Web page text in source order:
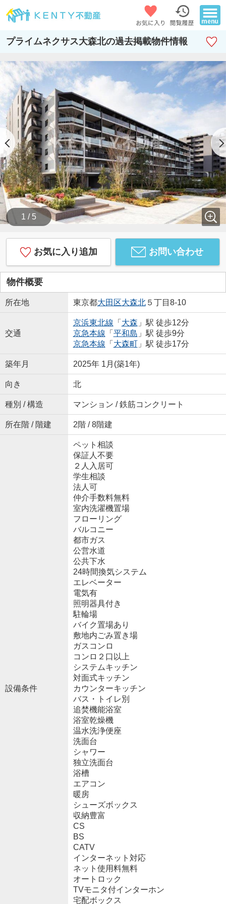
プライムネクサス大森北の過去掲載物件情報
1 / 5
お気に入り追加 お問い合わせ
物件概要
所在地 東京都大田区大森北５丁目8-10
交通
京浜東北線 「 大森 」駅 徒歩12分
京急本線 「 平和島 」駅 徒歩9分
京急本線 「 大森町」駅 徒歩17分
築年月 2025年 1月(築1年)
向き 北
種別 / 構造 マンション / 鉄筋コンクリート
所在階 / 階建 2階 / 8階建
設備条件
ペット相談
保証人不要
２人入居可
学生相談
法人可
仲介手数料無料
室内洗濯機置場
フローリング
バルコニー
都市ガス
公営水道
公共下水
24時間換気システム
エレベーター
電気有
照明器具付き
駐輪場
バイク置場あり
敷地内ごみ置き場
ガスコンロ
コンロ２口以上
システムキッチン
対面式キッチン
カウンターキッチン
バス・トイレ別
追焚機能浴室
浴室乾燥機
温水洗浄便座
洗面台
シャワー
独立洗面台
浴槽
エアコン
暖房
シューズボックス
収納豊富
CS
BS
CATV
インターネット対応
ネット使用料無料
オートロック
TVモニタ付インターホン
宅配ボックス